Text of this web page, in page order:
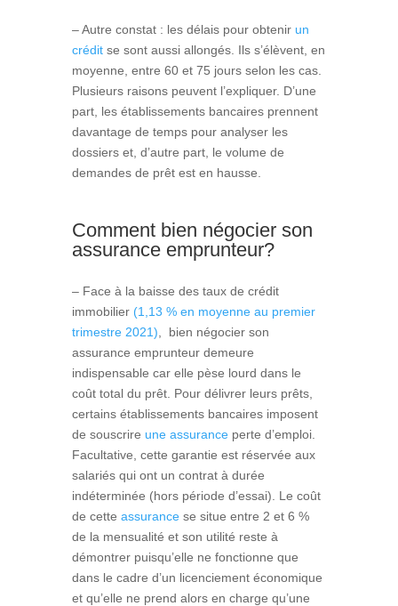
– Autre constat : les délais pour obtenir un
crédit se sont aussi allongés. Ils s’élèvent, en
moyenne, entre 60 et 75 jours selon les cas.
Plusieurs raisons peuvent l’expliquer. D’une
part, les établissements bancaires prennent
davantage de temps pour analyser les
dossiers et, d’autre part, le volume de
demandes de prêt est en hausse.
Comment bien négocier son
assurance emprunteur?
– Face à la baisse des taux de crédit
immobilier (1,13 % en moyenne au premier
trimestre 2021) , bien négocier son
assurance emprunteur demeure
indispensable car elle pèse lourd dans le
coût total du prêt. Pour délivrer leurs prêts,
certains établissements bancaires imposent
de souscrire une assuranceperte d’emploi.
Facultative, cette garantie est réservée aux
salariés qui ont un contrat à durée
indéterminée (hors période d’essai). Le coût
de cette assurancese situe entre 2 et 6 %
de la mensualité et son utilité reste à
démontrer puisqu’elle ne fonctionne que
dans le cadre d’un licenciement économique
et qu’elle ne prend alors en charge qu’une